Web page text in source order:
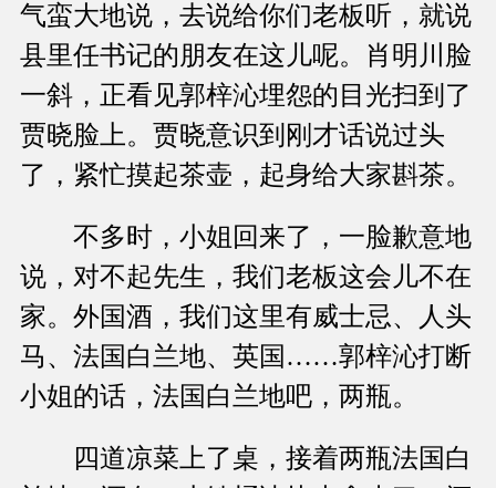
气蛮大地说，去说给你们老板听，就说
县里任书记的朋友在这儿呢。肖明川脸
一斜，正看见郭梓沁埋怨的目光扫到了
贾晓脸上。贾晓意识到刚才话说过头
了，紧忙摸起茶壶，起身给大家斟茶。
不多时，小姐回来了，一脸歉意地
说，对不起先生，我们老板这会儿不在
家。外国酒，我们这里有威士忌、人头
马、法国白兰地、英国……郭梓沁打断
小姐的话，法国白兰地吧，两瓶。
四道凉菜上了桌，接着两瓶法国白